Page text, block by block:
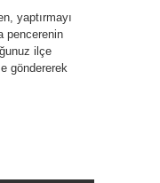
yaptırmayı
pencerenin
ilçe
göndererek